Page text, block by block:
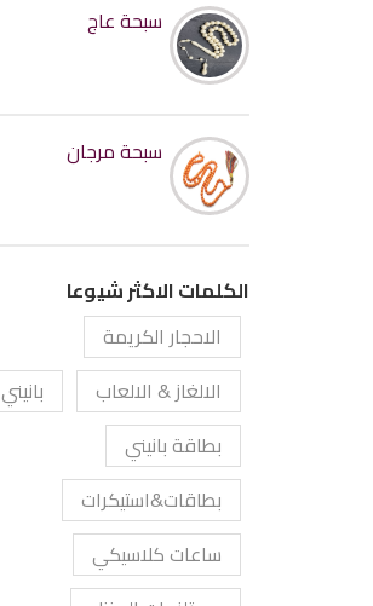
سبحة عاج
سبحة مرجان
الكلمات الاكثر شيوعا
الاحجار الكريمة
الالغاز & الالعاب
بانيني
بطاقة بانيني
بطاقات&استيكرات
ساعات كلاسيكي